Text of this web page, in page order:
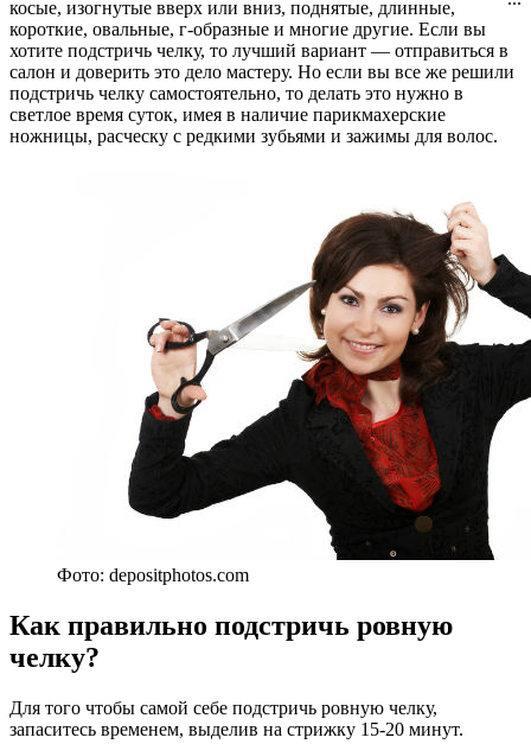
косые, изогнутые вверх или вниз, поднятые, длинные,
короткие, овальные, г-образные и многие другие. Если вы
хотите подстричь челку, то лучший вариант — отправиться в
салон и доверить это дело мастеру. Но если вы все же решили
подстричь челку самостоятельно, то делать это нужно в
светлое время суток, имея в наличие парикмахерские
ножницы, расческу с редкими зубьями и зажимы для волос.
Фото: depositphotos.com
Как правильно подстричь ровную
челку?
Для того чтобы самой себе подстричь ровную челку,
запаситесь временем, выделив на стрижку 15-20 минут.